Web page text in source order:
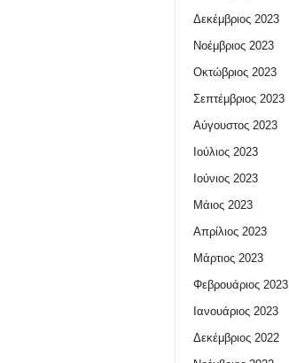
Δεκέμβριος 2023
Νοέμβριος 2023
Οκτώβριος 2023
Σεπτέμβριος 2023
Αύγουστος 2023
Ιούλιος 2023
Ιούνιος 2023
Μάιος 2023
Απρίλιος 2023
Μάρτιος 2023
Φεβρουάριος 2023
Ιανουάριος 2023
Δεκέμβριος 2022